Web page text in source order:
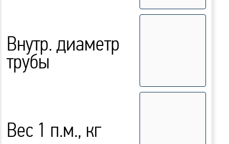
Внутр. диаметр
трубы
Вес 1 п.м., кг